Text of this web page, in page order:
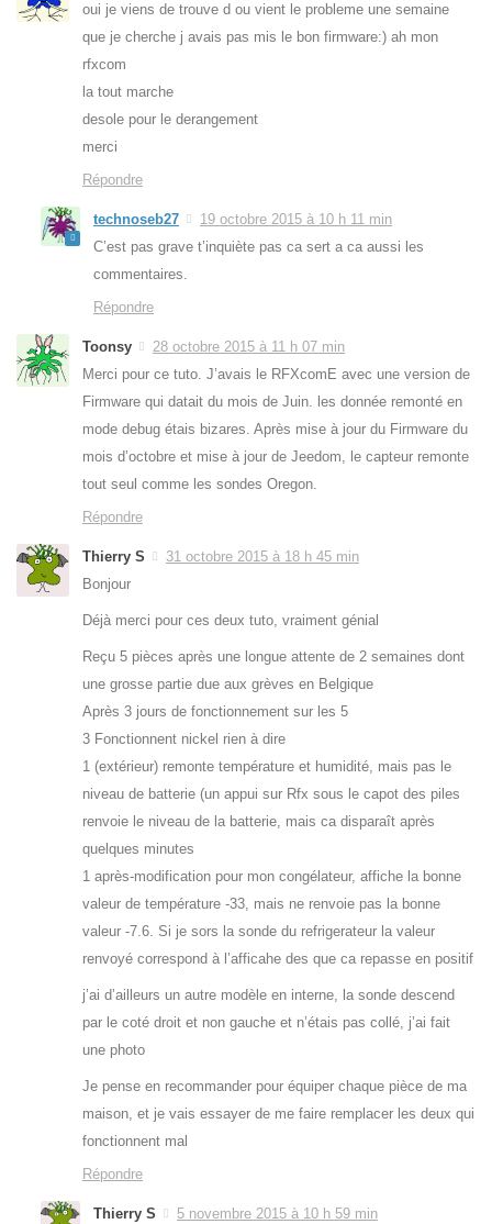
oui je viens de trouve d ou vient le probleme une semaine
que je cherche j avais pas mis le bon firmware:) ah mon
rfxcom
la tout marche
desole pour le derangement
merci
Répondre
technoseb27
19 octobre 2015 à 10 h 11 min
C’est pas grave t’inquiète pas ca sert a ca aussi les
commentaires.
Répondre
Toonsy
28 octobre 2015 à 11 h 07 min
Merci pour ce tuto. J’avais le RFXcomE avec une version de
Firmware qui datait du mois de Juin. les donnée remonté en
mode debug étais bizares. Après mise à jour du Firmware du
mois d’octobre et mise à jour de Jeedom, le capteur remonte
tout seul comme les sondes Oregon.
Répondre
Thierry S
31 octobre 2015 à 18 h 45 min
Bonjour
Déjà merci pour ces deux tuto, vraiment génial
Reçu 5 pièces après une longue attente de 2 semaines dont
une grosse partie due aux grèves en Belgique
Après 3 jours de fonctionnement sur les 5
3 Fonctionnent nickel rien à dire
1 (extérieur) remonte température et humidité, mais pas le
niveau de batterie (un appui sur Rfx sous le capot des piles
renvoie le niveau de la batterie, mais ca disparaît après
quelques minutes
1 après-modification pour mon congélateur, affiche la bonne
valeur de température -33, mais ne renvoie pas la bonne
valeur -7.6. Si je sors la sonde du refrigerateur la valeur
renvoyé correspond à l’afficahe des que ca repasse en positif
j’ai d’ailleurs un autre modèle en interne, la sonde descend
par le coté droit et non gauche et n’étais pas collé, j’ai fait
une photo
Je pense en recommander pour équiper chaque pièce de ma
maison, et je vais essayer de me faire remplacer les deux qui
fonctionnent mal
Répondre
Thierry S
5 novembre 2015 à 10 h 59 min